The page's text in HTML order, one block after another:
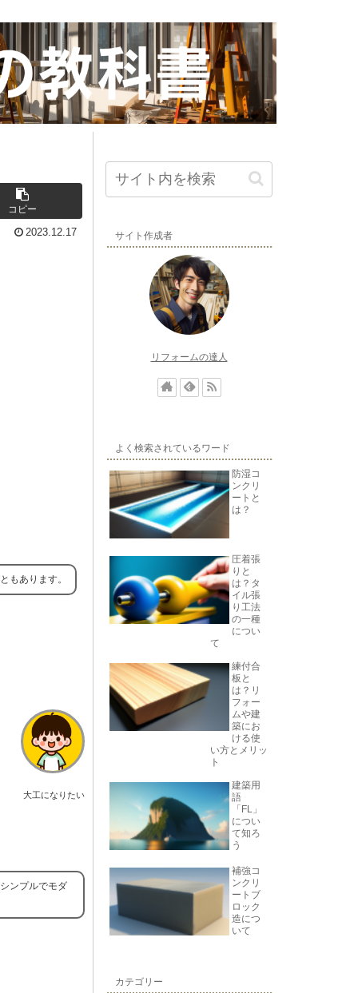
コピー
2023.12.17
もあります。
大工になりたい
ンプルでモダ
サイト作成者
リフォームの達人
よく検索されているワード
防湿コ
ンクリ
ートと
は？
圧着張
りと
は？タ
イル張
り工法
の一種
につい
て
練付合
板と
は？リ
フォー
ムや建
築にお
ける使
い方とメリッ
ト
建築用
語
「FL」
につい
て知ろ
う
補強コ
ンクリ
ートブ
ロック
造につ
いて
カテゴリー